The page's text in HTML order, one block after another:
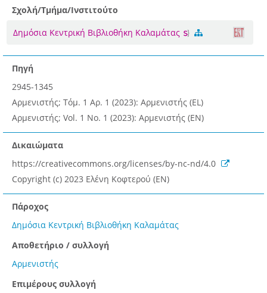
Σχολή/Τμήμα/Ινστιτούτο
Δημόσια Κεντρική Βιβλιοθήκη Καλαμάτας
Πηγή
2945-1345
Αρμενιστής; Τόμ. 1 Αρ. 1 (2023): Αρμενιστής (EL)
Αρμενιστής; Vol. 1 No. 1 (2023): Αρμενιστής (EN)
Δικαιώματα
https://creativecommons.org/licenses/by-nc-nd/4.0
Copyright (c) 2023 Ελένη Κοφτερού (EN)
Πάροχος
Δημόσια Κεντρική Βιβλιοθήκη Καλαμάτας
Αποθετήριο / συλλογή
Αρμενιστής
Επιμέρους συλλογή